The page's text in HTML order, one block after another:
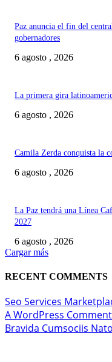
Paz anuncia el fin del
gobernadores
6 agosto , 2026
La primera gira
6 agosto , 2026
Camila Zerda conquista la
6 agosto , 2026
La Paz tendrá una Línea
2027
6 agosto , 2026
Cargar más
RECENT COMMENTS
Seo Services
A WordPress
Bravida Cumsociis